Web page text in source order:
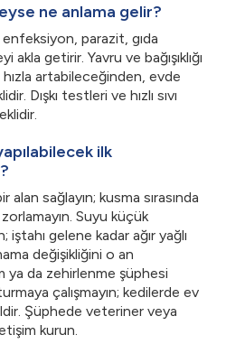
ne anlama gelir?
parazit, gıda
getirir. Yavru ve bağışıklığı
hızla artabileceğinden, evde
Dışkı testleri ve hızlı sıvı
ilk
sağlayın; kusma sırasında
Suyu küçük
iştahı gelene kadar ağır yağlı
değişikliğini o an
ya da zehirlenme şüphesi
çalışmayın; kedilerde ev
Şüphede veteriner veya
kurun.